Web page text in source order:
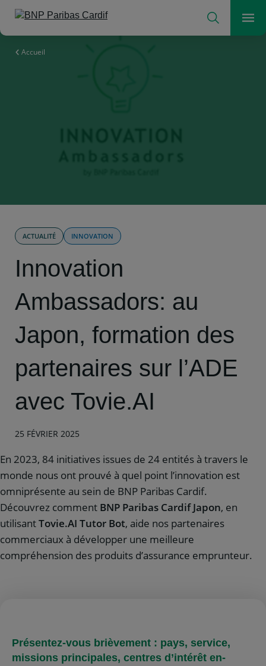
L'assureur d'un monde qui change Rechercher
Accueil
ACTUALITÉ INNOVATION
Innovation
Ambassadors: au
Japon, formation des
partenaires sur l’ADE
avec Tovie.AI
25 FÉVRIER 2025
En 2023, 84 initiatives issues de 24 entités à travers le
monde nous ont prouvé à quel point l’innovation est
omniprésente au sein de BNP Paribas Cardif.
Découvrez comment BNP Paribas Cardif Japon, en
utilisantTovie.AI Tutor Bot, aide nos partenaires
commerciaux à développer une meilleure
compréhension des produits d’assurance emprunteur.
Présentez-vous brièvement : pays, service,
missions principales, centres d’intérêt en-